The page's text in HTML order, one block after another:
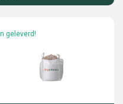
geleverd!